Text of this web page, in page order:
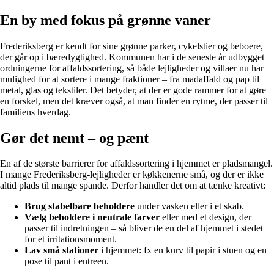
En by med fokus på grønne vaner
Frederiksberg er kendt for sine grønne parker, cykelstier og beboere,
der går op i bæredygtighed. Kommunen har i de seneste år udbygget
ordningerne for affaldssortering, så både lejligheder og villaer nu har
mulighed for at sortere i mange fraktioner – fra madaffald og pap til
metal, glas og tekstiler. Det betyder, at der er gode rammer for at gøre
en forskel, men det kræver også, at man finder en rytme, der passer til
familiens hverdag.
Gør det nemt – og pænt
En af de største barrierer for affaldssortering i hjemmet er pladsmangel.
I mange Frederiksberg-lejligheder er køkkenerne små, og der er ikke
altid plads til mange spande. Derfor handler det om at tænke kreativt:
Brug stabelbare beholdere under vasken eller i et skab.
Vælg beholdere i neutrale farver eller med et design, der
passer til indretningen – så bliver de en del af hjemmet i stedet
for et irritationsmoment.
Lav små stationer i hjemmet: fx en kurv til papir i stuen og en
pose til pant i entreen.